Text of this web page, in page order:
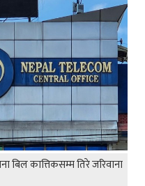
बिल कात्तिकसम्म तिरे जरिवाना